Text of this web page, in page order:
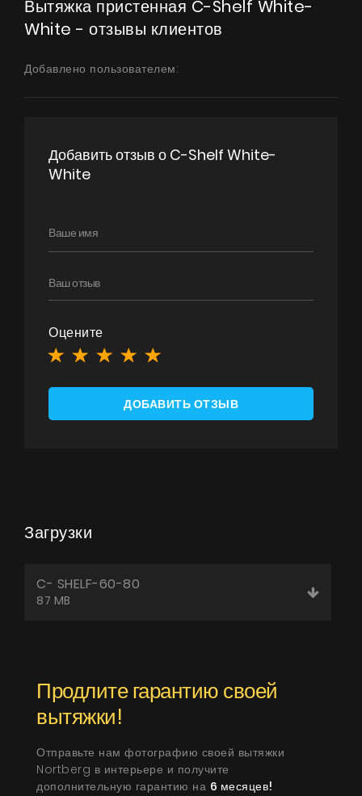
Вытяжка пристенная C-Shelf White-
White - отзывы клиентов
Добавлено пользователем:
Добавить отзыв о C-Shelf White-
White
Оцените
ДОБАВИТЬ ОТЗЫВ
Загрузки
C- SHELF-60-80
87 MB
Продлите гарантию своей
вытяжки!
Отправьте нам фотографию своей вытяжки
Nortberg в интерьере и получите
дополнительную гарантию на 6 месяцев!